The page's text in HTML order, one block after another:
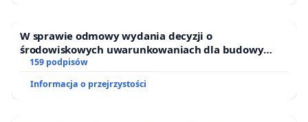
W sprawie odmowy wydania decyzji o
środowiskowych uwarunkowaniach dla budowy
zakładu wytwarzania biometanu „Krynki” w
Ostrowiu Południowym oraz ochrony mieszkańców i
Puszczy Knyszyńskiej
159 podpisów
Informacja o przejrzystości